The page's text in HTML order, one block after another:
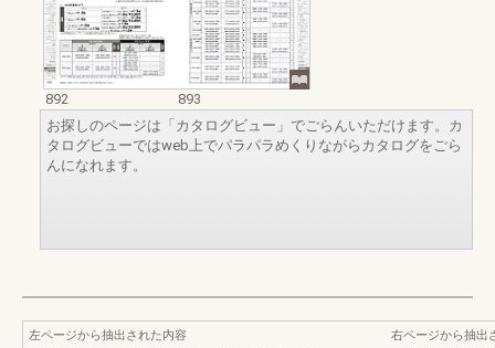
892
893
お探しのページは「カタログビュー」でごらんいただけます。カ
タログビューではweb上でパラパラめくりながらカタログをごら
んになれます。
左ページから抽出された内容
右ページから抽出